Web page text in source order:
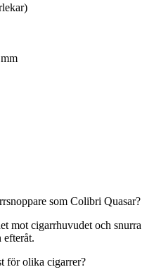
som Colibri Quasar?
mot cigarrhuvudet och snurra
för olika cigarrer?